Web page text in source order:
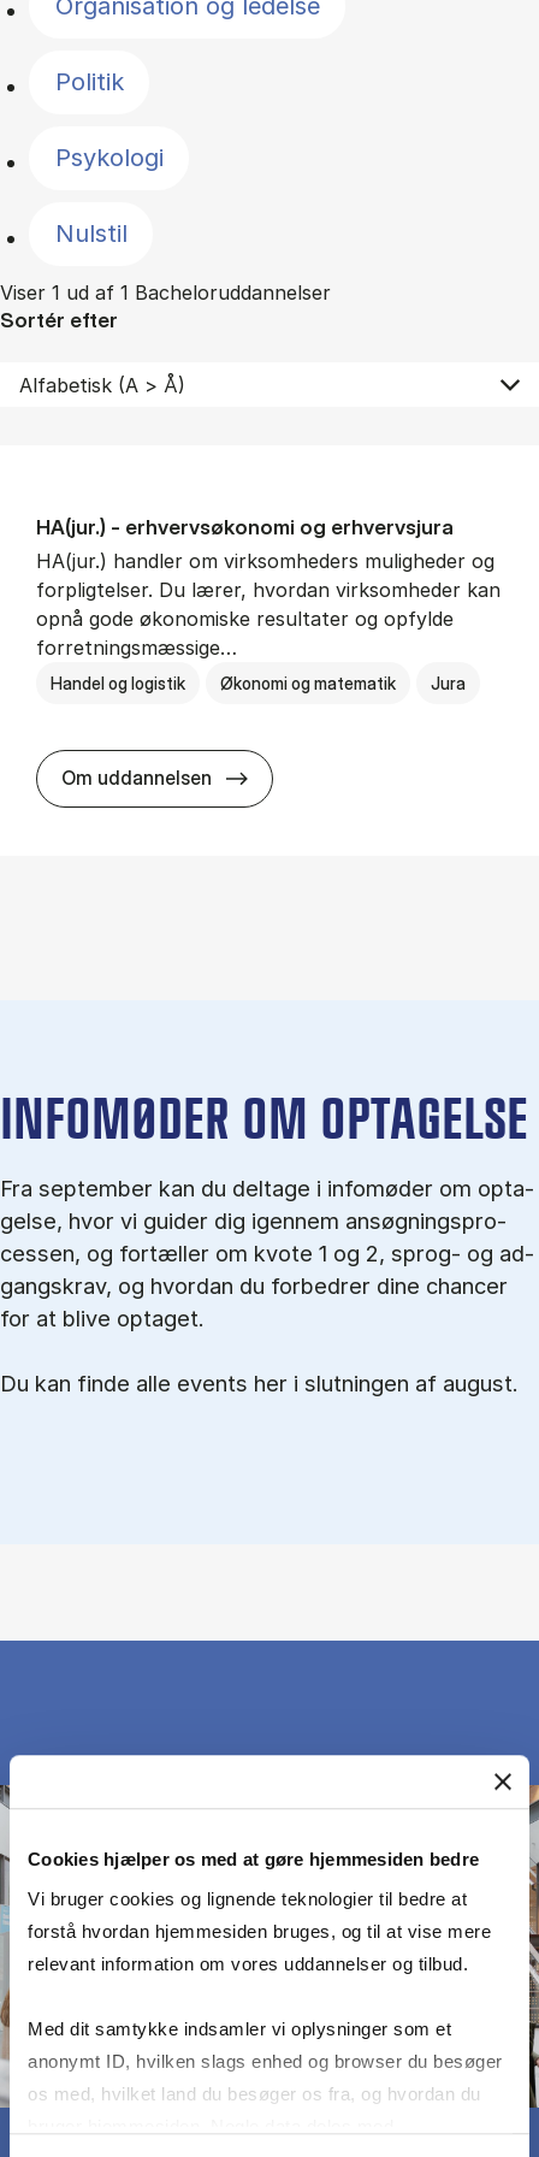
Cookies hjælper os med at gøre hjemmesiden bedre
Vi bruger cookies og lignende teknologier til bedre at
forstå hvordan hjemmesiden bruges, og til at vise mere
relevant information om vores uddannelser og tilbud.
Med dit samtykke indsamler vi oplysninger som et
anonymt ID, hvilken slags enhed og browser du besøger
os med, hvilket land du besøger os fra, og hvordan du
Organisation og ledelse
Politik
Psykologi
Nulstil
Viser 1 ud af 1 Bacheloruddannelser
Sortér efter
HA(jur.) - erhvervs­økonomi og erhvervs­jura
HA(jur.) handler om virksomheders muligheder og
forpligtelser. Du lærer, hvordan virksomheder kan
opnå gode økonomiske resultater og opfylde
forretningsmæssige…
Handel og logistik Økonomi og matematik Jura
Om uddannelsen HA(jur.) - erhvervs­økonomi og
IN­FO­MØ­DER OM OP­TA­GEL­SE
Fra september kan du del­tage i in­fo­mø­der om op­ta­
gel­se, hvor vi gu­i­der dig igen­nem an­søg­nings­pro­
ces­sen, og for­tæl­ler om kvo­te 1 og 2, sprog- og ad­
gangs­krav, og hvordan du forbedrer dine chancer
for at blive optaget.
Du kan finde alle events her i slutningen af august.